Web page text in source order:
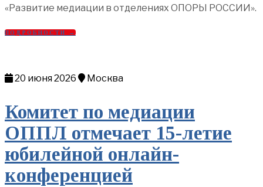
«Развитие медиации в отделениях ОПОРЫ РОССИИ».
ПОДРОБНОСТИ →
20 июня 2026 Москва
Комитет по медиации
ОППЛ отмечает 15-летие
юбилейной онлайн-
конференцией